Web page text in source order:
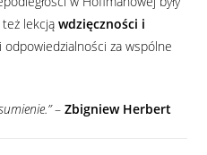
też lekcjąwdzięczności i
za wspólne
–Zbigniew Herbert